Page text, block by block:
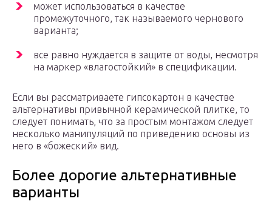
может использоваться в качестве
промежуточного, так называемого чернового
варианта;
все равно нуждается в защите от воды, несмотря
на маркер «влагостойкий» в спецификации.
Если вы рассматриваете гипсокартон в качестве
альтернативы привычной керамической плитке, то
следует понимать, что за простым монтажом следует
несколько манипуляций по приведению основы из
него в «божеский» вид.
Более дорогие альтернативные
варианты